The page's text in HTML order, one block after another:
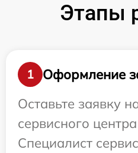
Этапы
1
Оформление
Оставьте заявку
сервисного
Специалист